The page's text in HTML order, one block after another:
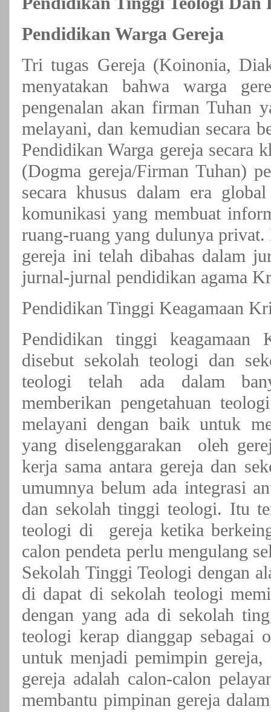
Pendidikan Warga Gereja
Tri tugas Gereja (Koinonia,
menyatakan bahwa warga
pengenalan akan firman Tuhan
melayani, dan kemudian secara
Pendidikan Warga gereja secara
(Dogma gereja/Firman Tuhan)
secara khusus dalam era
komunikasi yang membuat
ruang-ruang yang dulunya
gereja ini telah dibahas dalam
jurnal-jurnal pendidikan agama
Pendidikan Tinggi Keagamaan
Pendidikan tinggi keagamaan
disebut sekolah teologi dan
teologi telah ada dalam
memberikan pengetahuan
melayani dengan baik untuk
yang diselenggarakan oleh
kerja sama antara gereja dan
umumnya belum ada integrasi
dan sekolah tinggi teologi. Itu
teologi di gereja ketika
calon pendeta perlu mengulang
Sekolah Tinggi Teologi dengan
di dapat di sekolah teologi
dengan yang ada di sekolah
teologi kerap dianggap sebagai
untuk menjadi pemimpin gereja,
gereja adalah calon-calon
membantu pimpinan gereja